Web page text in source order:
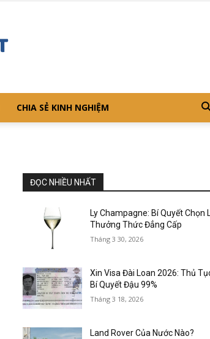
CHIA SẺ KINH NGHIỆM
ĐỌC NHIỀU NHẤT
Ly Champagne: Bí Quyết Chọn
Thưởng Thức Đẳng Cấp
Tháng 3 30, 2026
Xin Visa Đài Loan 2026: Thủ
Bí Quyết Đậu 99%
Tháng 3 18, 2026
Land Rover Của Nước Nào?